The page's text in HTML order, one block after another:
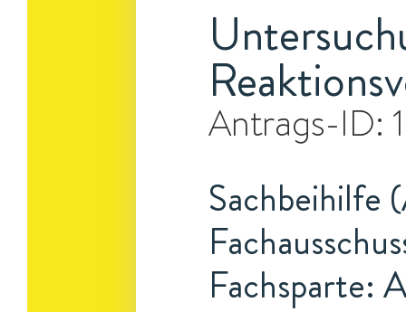
Antrags-ID:
Sachbeihilfe
Fachsparte: